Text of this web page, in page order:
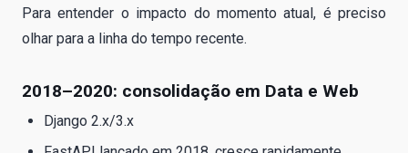
Para entender o impacto do momento atual, é preciso
olhar para a linha do tempo recente.
2018–2020: consolidação em Data e Web
Django 2.x/3.x